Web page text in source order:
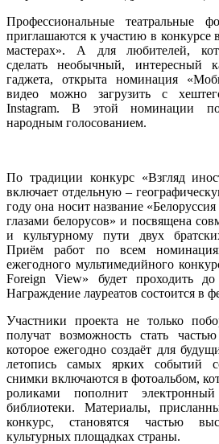
Профессиональные театральные
приглашаются к участию в
мастерах». А для любителей,
сделать необычный, интересный
гаджета, открыта номинация
видео можно загрузить с
Instagram. В этой номинации
народным голосованием.
По традиции конкурс «Взгляд
включает отдельную –
году она носит название
глазами белорусов» и посвящена
и культурному пути двух
Приём работ по всем
ежегодного мультимедийного
Foreign View» будет проходить
Награждение лауреатов состоится в
Участники проекта не только
получат возможность стать
которое ежегодно создаёт для
летопись самых ярких событий
снимки включаются в фотоальбом,
роликами пополнит
библиотеки. Материалы,
конкурс, становятся частью
культурных площадках страны.